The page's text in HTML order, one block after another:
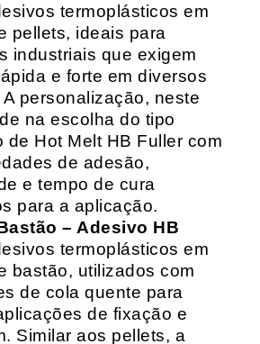
termoplásticos em
pellets, ideais para
industriais que exigem
e forte em diversos
personalização, neste
na escolha do tipo
de Hot Melt HB Fuller com
de adesão,
e tempo de cura
para a aplicação.
– Adesivo HB
termoplásticos em
bastão, utilizados com
de cola quente para
de fixação e
Similar aos pellets, a